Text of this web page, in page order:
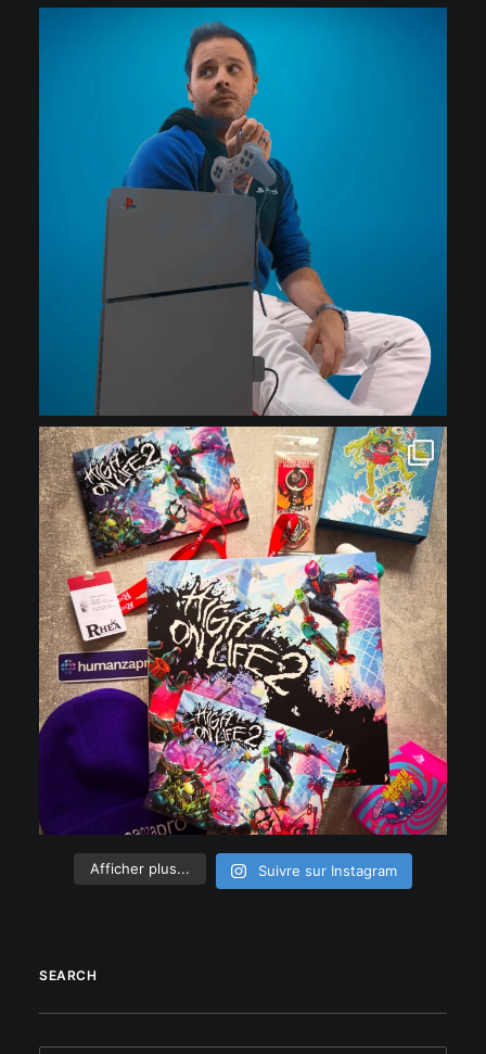
Afficher plus... Suivre sur Instagram
SEARCH